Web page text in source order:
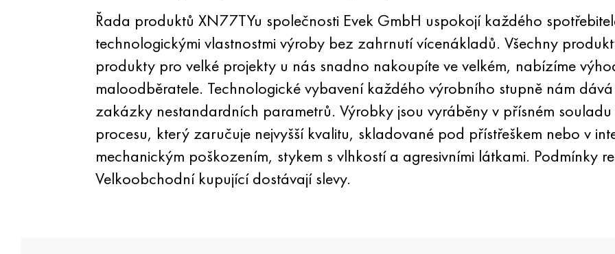
Řada produktů XN77TYu společnosti Evek GmbH uspokojí každého
technologickými vlastnostmi výroby bez zahrnutí vícenákladů. Všechny
produkty pro velké projekty u nás snadno nakoupíte ve velkém, nabízíme
maloodběratele. Technologické vybavení každého výrobního stupně nám
zakázky nestandardních parametrů. Výrobky jsou vyráběny v přísném
procesu, který zaručuje nejvyšší kvalitu, skladované pod přístřeškem nebo v
mechanickým poškozením, stykem s vlhkostí a agresivními látkami. Podmínky
Velkoobchodní kupující dostávají slevy.